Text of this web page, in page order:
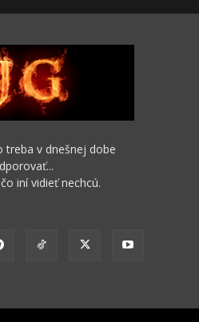
treba v dnešnej dobe
iní vidieť nechcú.